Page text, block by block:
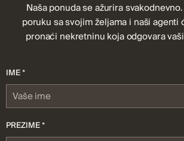
Naša ponuda se ažurira
poruku sa svojim željama i naši agenti
pronaći nekretninu koja odgovara
IME *
PREZIME *